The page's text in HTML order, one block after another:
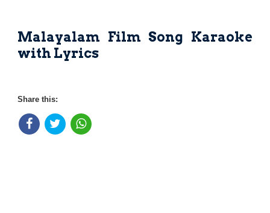
Malayalam Film Song Karaoke
with Lyrics
Share this: